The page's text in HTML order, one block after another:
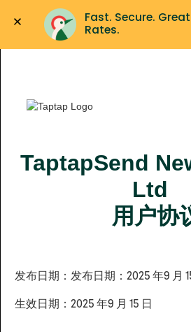
Fast. Secure. Great
Rates.
TaptapSend
Ltd
用户协
发布日期：发布日期：2025 年9 月
生效日期：2025 年9 月 15 日